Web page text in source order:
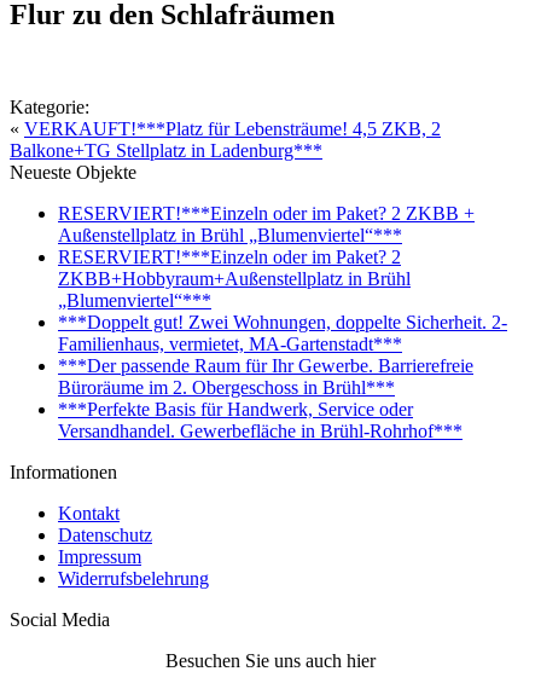
Flur zu den Schlafräumen
Kategorie:
« VERKAUFT!***Platz für Lebensträume! 4,5 ZKB, 2
Balkone+TG Stellplatz in Ladenburg***
Neueste Objekte
RESERVIERT!***Einzeln oder im Paket? 2 ZKBB +
Außenstellplatz in Brühl „Blumenviertel“***
RESERVIERT!***Einzeln oder im Paket? 2
ZKBB+Hobbyraum+Außenstellplatz in Brühl
„Blumenviertel“***
***Doppelt gut! Zwei Wohnungen, doppelte Sicherheit. 2-
Familienhaus, vermietet, MA-Gartenstadt***
***Der passende Raum für Ihr Gewerbe. Barrierefreie
Büroräume im 2. Obergeschoss in Brühl***
***Perfekte Basis für Handwerk, Service oder
Versandhandel. Gewerbefläche in Brühl-Rohrhof***
Informationen
Kontakt
Datenschutz
Impressum
Widerrufsbelehrung
Social Media
Besuchen Sie uns auch hier